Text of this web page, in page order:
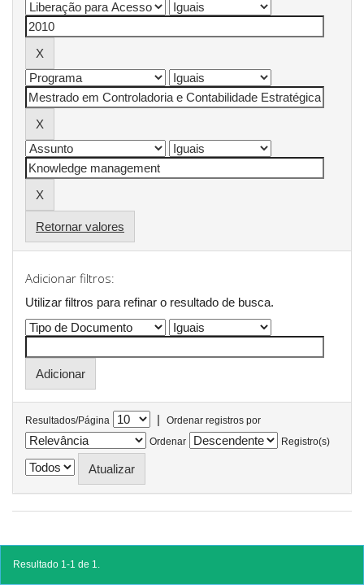
Retornar valores
Adicionar filtros:
Utilizar filtros para refinar o resultado de busca.
Resultados/Página |
Ordenar registros por
Ordenar
Registro(s)
Resultado 1-1 de 1.